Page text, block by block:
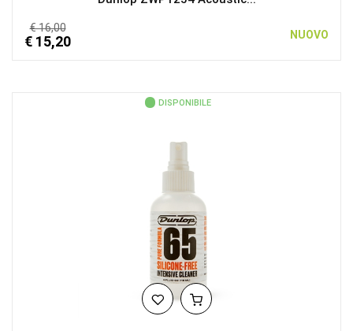
€ 16,00
€ 15,20 NUOVO
DISPONIBILE